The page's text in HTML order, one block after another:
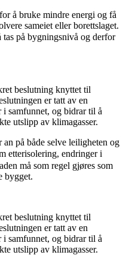
å bruke mindre energi og få
sameiet eller borettslaget.
tas på bygningsnivå og derfor
beslutning knyttet til
er tatt av en
samfunnet, og bidrar til å
utslipp av klimagasser.
på både selve leiligheten og
etterisolering, endringer i
må som regel gjøres som
bygget.
beslutning knyttet til
er tatt av en
samfunnet, og bidrar til å
utslipp av klimagasser.